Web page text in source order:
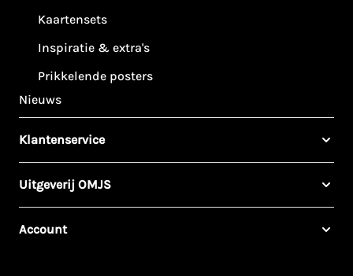
Kaartensets
Inspiratie & extra's
Prikkelende posters
Nieuws
Klantenservice
Uitgeverij OMJS
Account